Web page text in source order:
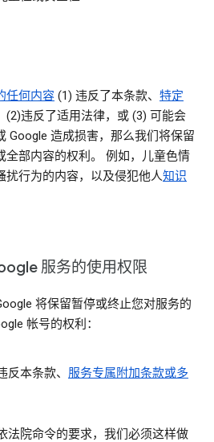
任何内容 (1) 违反了本条款、 特定
(2)违反了适用法律，或 (3) 可能会
Google 造成损害，那么我们将保留
全部内容的权利。 例如，儿童色情
扰行为的内容，以及侵犯他人知识
服务的使用权限
将保留暂停或终止您对服务的
帐号的权利：
本条款、 服务专属附加条款或多
法院命令的要求，我们必须这样做